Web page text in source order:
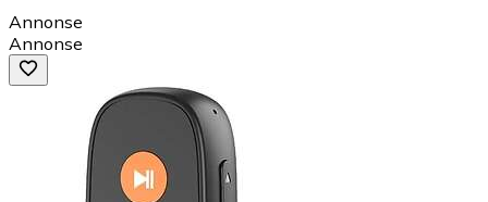
Annonse
Annonse